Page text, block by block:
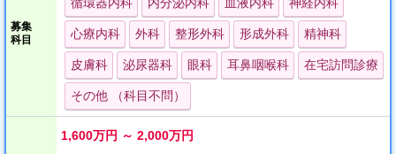
訪問診療に興味がございましたら、未経験の方でも歓迎していま
す。
募集
科目
心療内科 外科 整形外科 形成外科 精神科
皮膚科 泌尿器科 眼科 耳鼻咽喉科 在宅訪問診療
その他 （科目不問）
1,600万円 ～ 2,000万円